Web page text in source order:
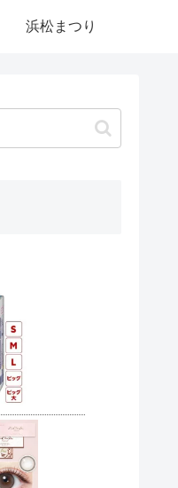
浜松まつり